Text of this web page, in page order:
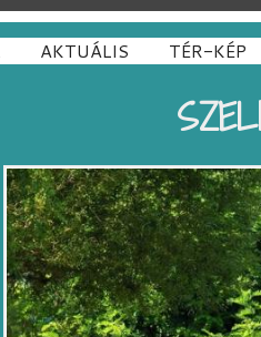
AKTUÁLIS TÉR-KÉP